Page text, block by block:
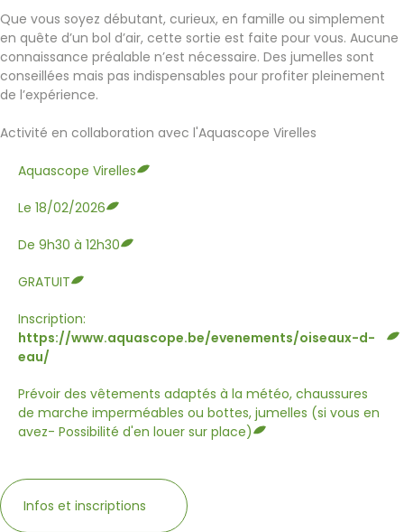
Que vous soyez débutant, curieux, en famille ou simplement
en quête d’un bol d’air, cette sortie est faite pour vous. Aucune
connaissance préalable n’est nécessaire. Des jumelles sont
conseillées mais pas indispensables pour profiter pleinement
de l’expérience.
Activité en collaboration avec l'Aquascope Virelles
Aquascope Virelles
Le 18/02/2026
De 9h30 à 12h30
GRATUIT
Inscription:
https://www.aquascope.be/evenements/oiseaux-d-
eau/
Prévoir des vêtements adaptés à la météo, chaussures
de marche imperméables ou bottes, jumelles (si vous en
avez- Possibilité d'en louer sur place)
Infos et inscriptions